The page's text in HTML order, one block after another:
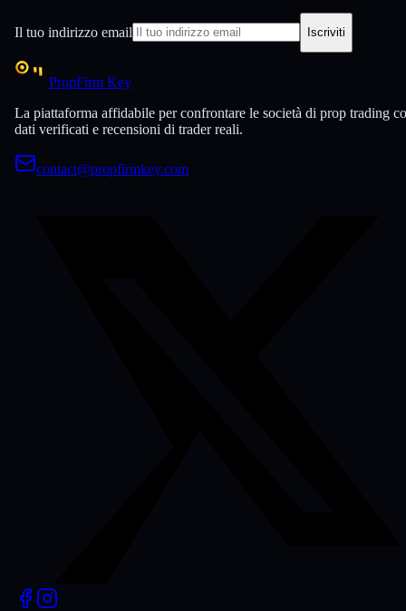
Il tuo indirizzo email Iscriviti
PropFirm Key
La piattaforma affidabile per confrontare le società di prop trading
dati verificati e recensioni di trader reali.
contact@propfirmkey.com